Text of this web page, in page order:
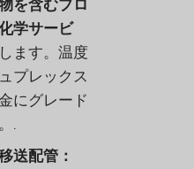
を含むプロ
学サービ
ます。温度
プレックス
にグレード
.
送配管：